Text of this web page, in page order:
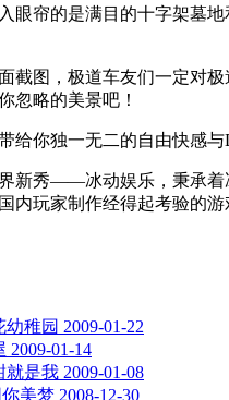
眼帘的是满目的十字架墓
截图，极道车友们一定对
略的美景吧！
给你独一无二的自由快感
新秀——冰动娱乐，秉承着
内玩家制作经得起考验的
幼稚园 2009-01-22
2009-01-14
就是我 2009-01-08
美梦 2008-12-30